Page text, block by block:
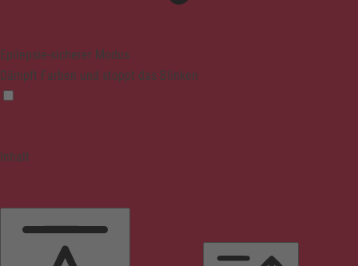
Epilepsie-sicherer Modus
Dämpft Farben und stoppt das Blinken
Inhalt